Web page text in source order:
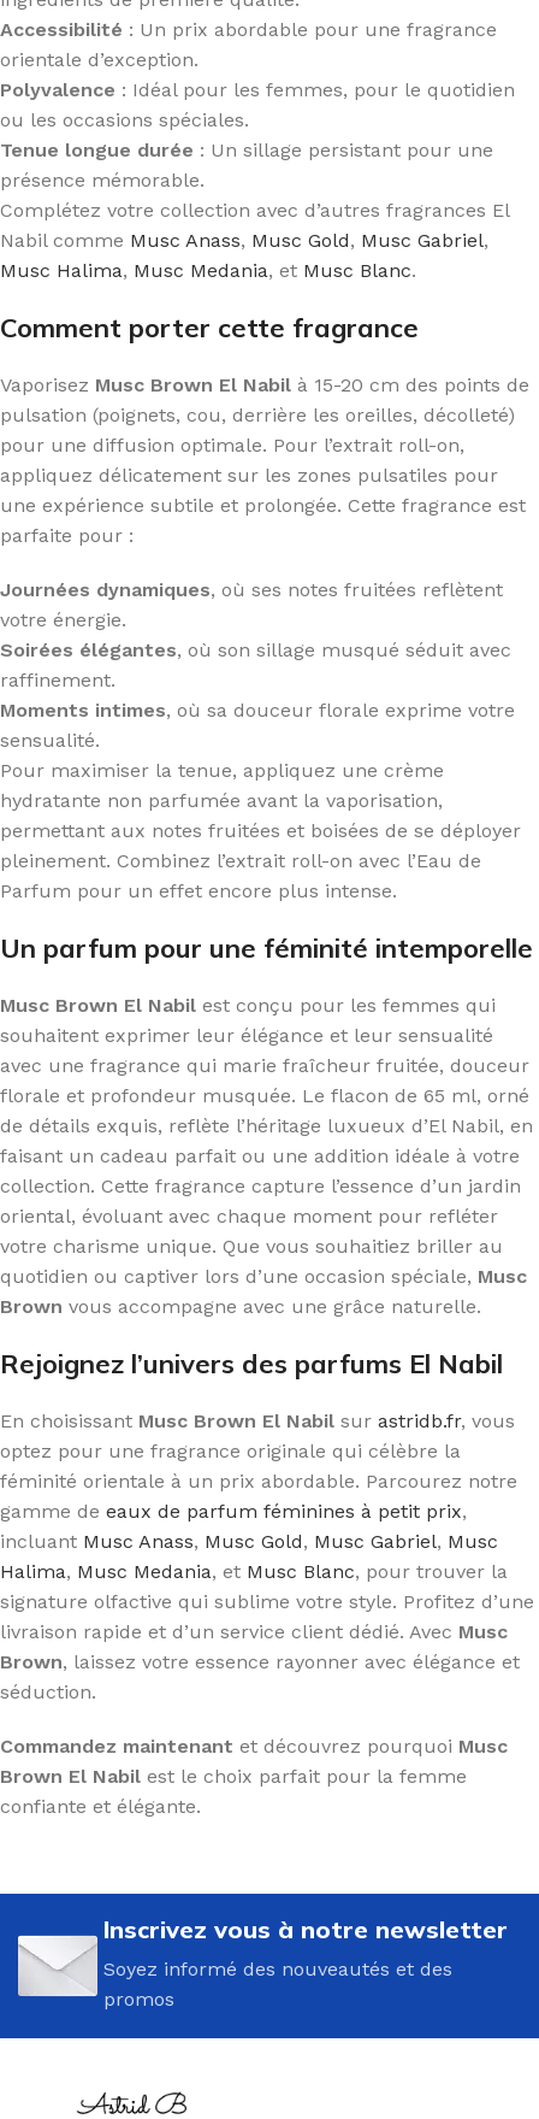
Accessibilité : Un prix abordable pour une fragrance
orientale d’exception.
Polyvalence : Idéal pour les femmes, pour le quotidien
ou les occasions spéciales.
Tenue longue durée : Un sillage persistant pour une
présence mémorable.
Complétez votre collection avec d’autres fragrances El
Nabil comme Musc Anass, Musc Gold, Musc Gabriel,
Musc Halima, Musc Medania, et Musc Blanc.
Comment porter cette fragrance
Vaporisez Musc Brown El Nabil à 15-20 cm des points de
pulsation (poignets, cou, derrière les oreilles, décolleté)
pour une diffusion optimale. Pour l’extrait roll-on,
appliquez délicatement sur les zones pulsatiles pour
une expérience subtile et prolongée. Cette fragrance est
parfaite pour :
Journées dynamiques, où ses notes fruitées reflètent
votre énergie.
Soirées élégantes, où son sillage musqué séduit avec
raffinement.
Moments intimes, où sa douceur florale exprime votre
sensualité.
Pour maximiser la tenue, appliquez une crème
hydratante non parfumée avant la vaporisation,
permettant aux notes fruitées et boisées de se déployer
pleinement. Combinez l’extrait roll-on avec l’Eau de
Parfum pour un effet encore plus intense.
Un parfum pour une féminité intemporelle
Musc Brown El Nabil est conçu pour les femmes qui
souhaitent exprimer leur élégance et leur sensualité
avec une fragrance qui marie fraîcheur fruitée, douceur
florale et profondeur musquée. Le flacon de 65 ml, orné
de détails exquis, reflète l’héritage luxueux d’El Nabil, en
faisant un cadeau parfait ou une addition idéale à votre
collection. Cette fragrance capture l’essence d’un jardin
oriental, évoluant avec chaque moment pour refléter
votre charisme unique. Que vous souhaitiez briller au
quotidien ou captiver lors d’une occasion spéciale, Musc
Brown vous accompagne avec une grâce naturelle.
Rejoignez l’univers des parfums El Nabil
En choisissant Musc Brown El Nabil sur astridb.fr, vous
optez pour une fragrance originale qui célèbre la
féminité orientale à un prix abordable. Parcourez notre
gamme de eaux de parfum féminines à petit prix,
incluant Musc Anass, Musc Gold, Musc Gabriel, Musc
Halima, Musc Medania, et Musc Blanc, pour trouver la
signature olfactive qui sublime votre style. Profitez d’une
livraison rapide et d’un service client dédié. Avec Musc
Brown, laissez votre essence rayonner avec élégance et
séduction.
Commandez maintenant et découvrez pourquoi Musc
Brown El Nabil est le choix parfait pour la femme
confiante et élégante.
Inscrivez vous à notre newsletter
Soyez informé des nouveautés et des
promos